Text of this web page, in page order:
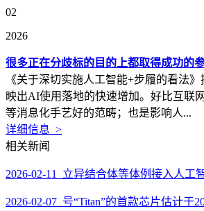
02
2026
很多正在分歧标的目的上都取得成功的
《关于深切实施人工智能+步履的看法
映出AI使用落地的快速增加。好比互联
等消息化手艺好的范畴；也是影响人...
详细信息 >
相关新闻
2026-02-11 立异结合体等体例接入人工
2026-02-07 号“Titan”的首款芯片估计于